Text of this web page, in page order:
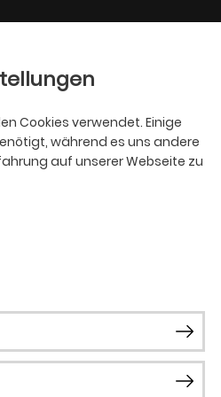
Cookies verwendet. Einige
während es uns andere
auf unserer Webseite zu